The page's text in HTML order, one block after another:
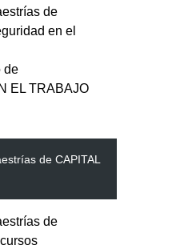
de
en el
de
EL TRABAJO
de CAPITAL
de